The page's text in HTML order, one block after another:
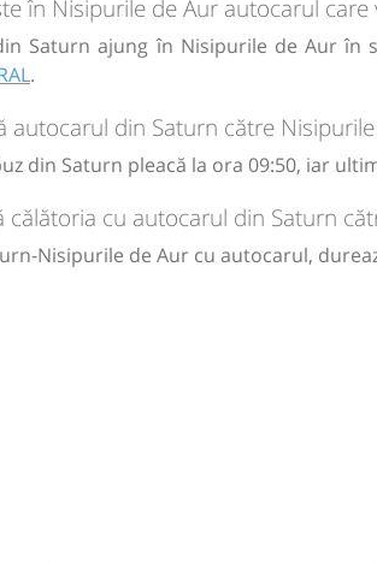
Ultima actualizare:07/2026
în Nisipurile de Aur autocarul care
Saturn ajung în Nisipurile de Aur în
.
autocarul din Saturn către
din Saturn pleacă la ora 09:50, iar
călătoria cu autocarul din Saturn
Nisipurile de Aur cu autocarul,